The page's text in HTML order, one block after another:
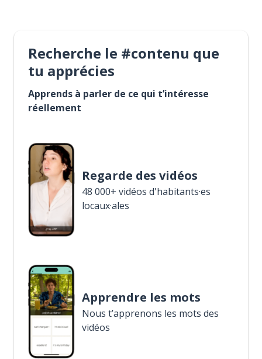
Recherche le #contenu que
tu apprécies
Apprends à parler de ce qui t’intéresse
réellement
Regarde des vidéos
48 000+ vidéos d'habitants·es
locaux·ales
Apprendre les mots
Nous t’apprenons les mots des
vidéos